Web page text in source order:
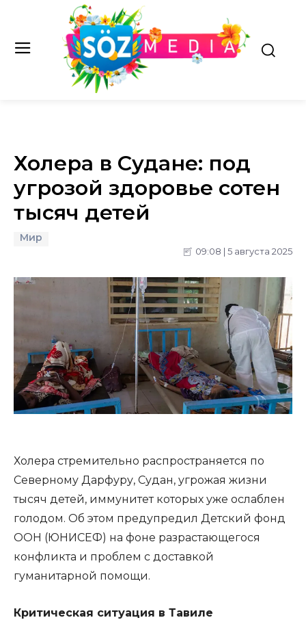
Холера в Судане: под
угрозой здоровье сотен
тысяч детей
Мир
09:08 | 5 августа 2025
Холера стремительно распространяется по
Северному Дарфуру, Судан, угрожая жизни
тысяч детей, иммунитет которых уже ослаблен
голодом. Об этом предупредил Детский фонд
ООН (ЮНИСЕФ) на фоне разрастающегося
конфликта и проблем с доставкой
гуманитарной помощи.
Критическая ситуация в Тавиле